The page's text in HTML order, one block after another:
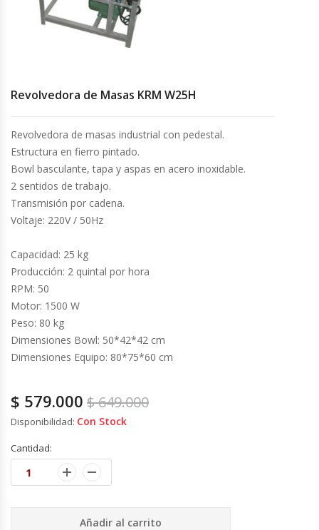
Cocinas Industriales
Congeladoras Tapa Dura
Congeladores Verticales
Coolers / Visicoolers
Cortadoras De Fiambre
Cortadoras De Huesos
Cutters
Dispensadores De Salsas
Embutidoras
Exhibidoras De Productos Calientes
Expendedoras De Jugo
Revolvedora de Masas KRM W25H
Revolvedora de masas industrial con pedestal.
Estructura en fierro pintado.
Bowl basculante, tapa y aspas en acero inoxidable.
2 sentidos de trabajo.
Transmisión por cadena.
Voltaje: 220V / 50Hz
Capacidad: 25 kg
Producción: 2 quintal por hora
RPM: 50
Motor: 1500 W
Peso: 80 kg
Dimensiones Bowl: 50*42*42 cm
Dimensiones Equipo: 80*75*60 cm
$649.000
$ 579.000
Disponibilidad: Con Stock
Cantidad:
Añadir al carrito